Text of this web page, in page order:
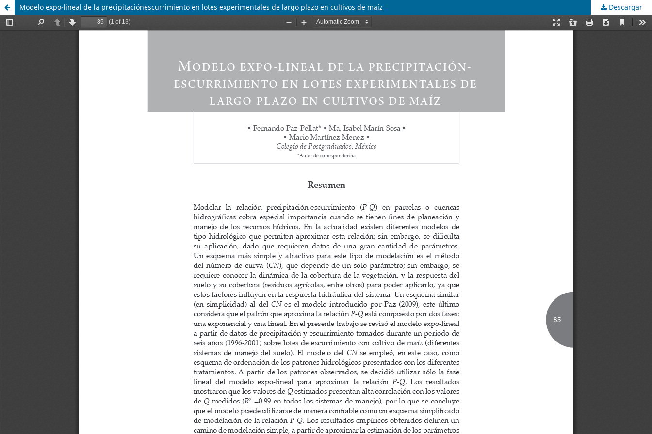
Modelo expo-lineal de la precipitaciónescurrimiento en lotes experimentales de largo plazo en cultivos de maíz Descargar